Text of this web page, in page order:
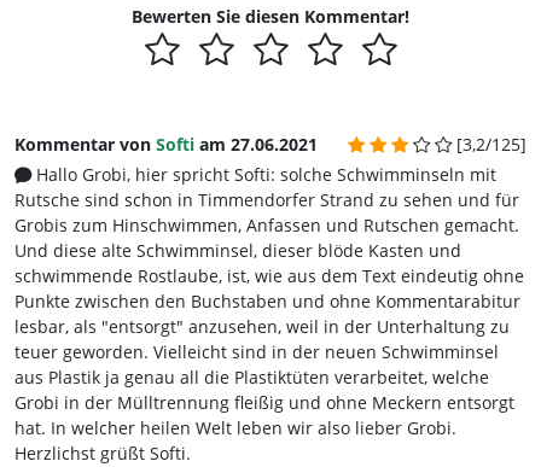
Bewerten Sie diesen Kommentar!
Kommentar von Softi am 27.06.2021
[3,2/125]
Hallo Grobi, hier spricht Softi: solche Schwimminseln mit
Rutsche sind schon in Timmendorfer Strand zu sehen und für
Grobis zum Hinschwimmen, Anfassen und Rutschen gemacht.
Und diese alte Schwimminsel, dieser blöde Kasten und
schwimmende Rostlaube, ist, wie aus dem Text eindeutig ohne
Punkte zwischen den Buchstaben und ohne Kommentarabitur
lesbar, als "entsorgt" anzusehen, weil in der Unterhaltung zu
teuer geworden. Vielleicht sind in der neuen Schwimminsel
aus Plastik ja genau all die Plastiktüten verarbeitet, welche
Grobi in der Mülltrennung fleißig und ohne Meckern entsorgt
hat. In welcher heilen Welt leben wir also lieber Grobi.
Herzlichst grüßt Softi.